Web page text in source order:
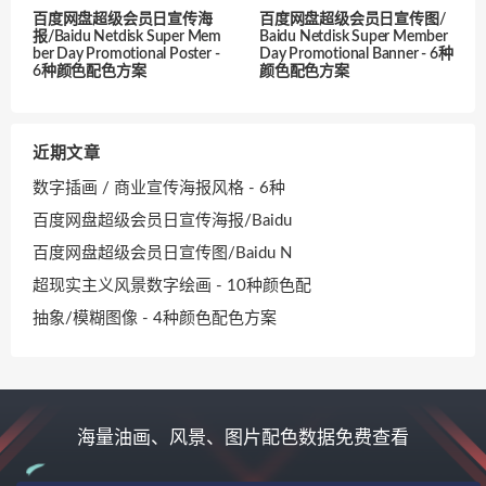
百度网盘超级会员日宣传海
报/Baidu Netdisk Super Mem
ber Day Promotional Poster -
6种颜色配色方案
百度网盘超级会员日宣传图/
Baidu Netdisk Super Member
Day Promotional Banner - 6种
颜色配色方案
近期文章
数字插画 / 商业宣传海报风格 - 6种
百度网盘超级会员日宣传海报/Baidu
百度网盘超级会员日宣传图/Baidu N
超现实主义风景数字绘画 - 10种颜色配
抽象/模糊图像 - 4种颜色配色方案
海量油画、风景、图片配色数据免费查看